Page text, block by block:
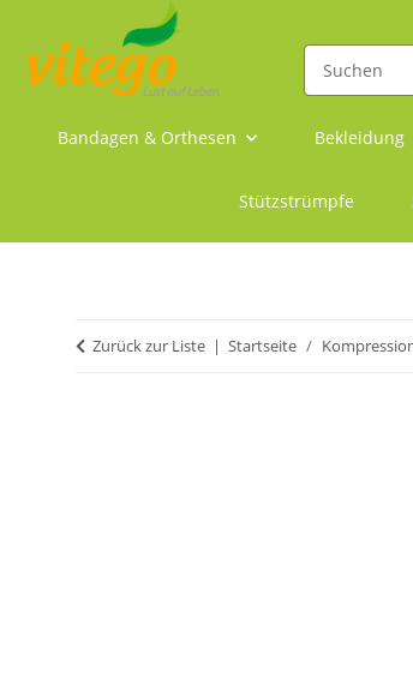
Bandagen & Orthesen Bekleidung
Stützstrümpfe
Zurück zur Liste Startseite